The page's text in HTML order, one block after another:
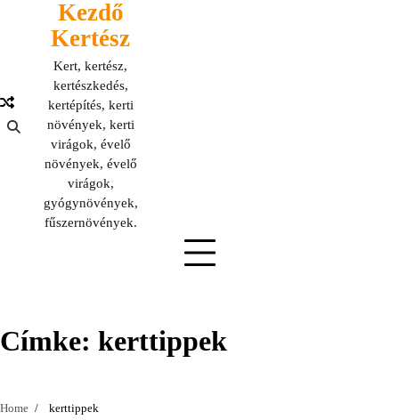
Kezdő
Kertész
Kert, kertész,
kertészkedés,
kertépítés, kerti
növények, kerti
virágok, évelő
növények, évelő
virágok,
gyógynövények,
fűszernövények.
Címke: kerttippek
Home kerttippek